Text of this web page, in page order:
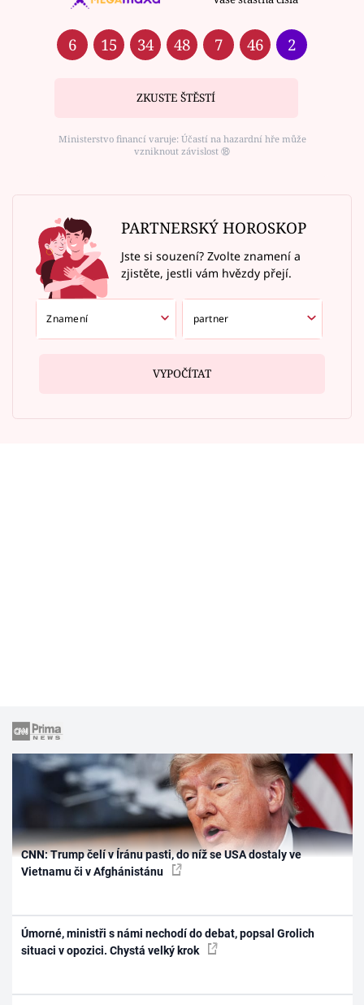
6 15 34 48 7 46 2
ZKUSTE ŠTĚSTÍ
Ministerstvo financí varuje: Účastí na hazardní hře může
vzniknout závislost ⑱
PARTNERSKÝ HOROSKOP
Jste si souzení? Zvolte znamení a
zjistěte, jestli vám hvězdy přejí.
VYPOČÍTAT
CNN: Trump čelí v Íránu pasti, do níž se USA dostaly ve
Vietnamu či v Afghánistánu
Úmorné, ministři s námi nechodí do debat, popsal Grolich
situaci v opozici. Chystá velký krok